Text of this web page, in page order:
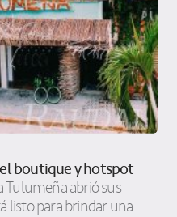
boutique y hotspot
Tulumeña abrió sus
listo para brindar una